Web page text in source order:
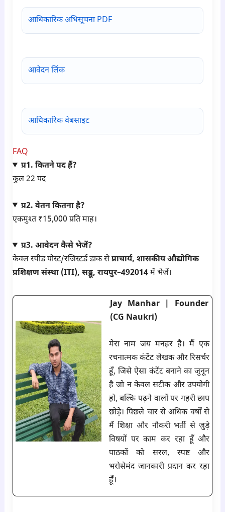
आधिकारिक अधिसूचना PDF
आवेदन लिंक
आधिकारिक वेबसाइट
FAQ
प्र1. कितने पद हैं?
कुल 22 पद
प्र2. वेतन कितना है?
एकमुश्त ₹15,000 प्रति माह।
प्र3. आवेदन कैसे भेजें?
केवल स्पीड पोस्ट/रजिस्टर्ड डाक सेप्राचार्य, शासकीय औद्योगिक
प्रशिक्षण संस्था (ITI), सड्डू, रायपुर–492014में भेजें।
Jay Manhar | Founder
(CG Naukri)
मेरा नाम जय मनहर है। मैं एक
रचनात्मक कंटेंट लेखक और रिसर्चर
हूँ, जिसे ऐसा कंटेंट बनाने का जुनून
है जो न केवल सटीक और उपयोगी
हो, बल्कि पढ़ने वालों पर गहरी छाप
छोड़े। पिछले चार से अधिक वर्षों से
मैं शिक्षा और नौकरी भर्ती से जुड़े
विषयों पर काम कर रहा हूँ और
पाठकों को सरल, स्पष्ट और
भरोसेमंद जानकारी प्रदान कर रहा
हूँ।